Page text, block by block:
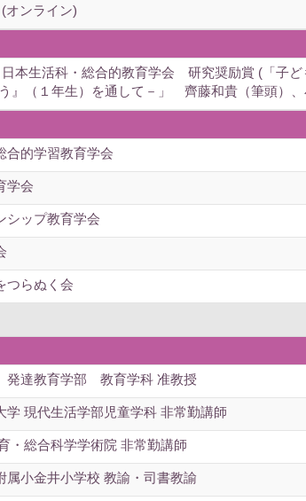
オンライン)
本生活科・総合的教育学会 研究奨励賞 (「子
』（１年生）を通して－」 齊藤和貴（筆頭）、
合的学習教育学会
学会
シップ教育学会
つらぬく会
達教育学部 教育学科 准教授
学 現代生活学部児童学科 非常勤講師
・総合科学学術院 非常勤講師
属小金井小学校 教諭・司書教諭